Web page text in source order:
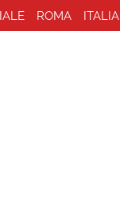
ROMA ITALIA